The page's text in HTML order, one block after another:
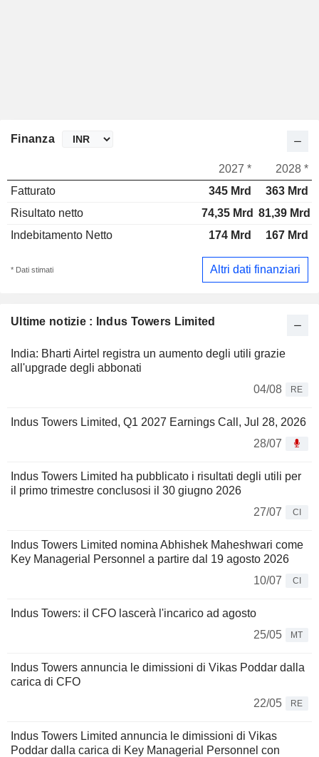
Ultime notizie : Indus Towers Limited
India: Bharti Airtel registra un aumento degli utili grazie
all'upgrade degli abbonati
04/08
RE
Indus Towers Limited, Q1 2027 Earnings Call, Jul 28, 2026
28/07
Indus Towers Limited ha pubblicato i risultati degli utili per
il primo trimestre conclusosi il 30 giugno 2026
27/07
CI
Indus Towers Limited nomina Abhishek Maheshwari come
Key Managerial Personnel a partire dal 19 agosto 2026
10/07
CI
Indus Towers: il CFO lascerà l'incarico ad agosto
25/05
MT
Indus Towers annuncia le dimissioni di Vikas Poddar dalla
carica di CFO
22/05
RE
Indus Towers Limited annuncia le dimissioni di Vikas
Poddar dalla carica di Key Managerial Personnel con
Finanza
2027 *
2028 *
Fatturato
345 Mrd
363 Mrd
Risultato netto
74,35 Mrd 81,39 Mrd
Indebitamento Netto
174 Mrd 167 Mrd
* Dati stimati Altri dati finanziari